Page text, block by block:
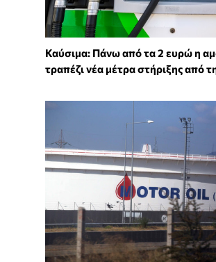
Καύσιμα: Πάνω από τα 2 ευρώ η
τραπέζι νέα μέτρα στήριξης από